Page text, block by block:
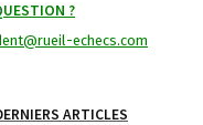
?
echecs.com
ARTICLES